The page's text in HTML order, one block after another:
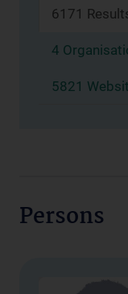
6171
4
5821
Persons